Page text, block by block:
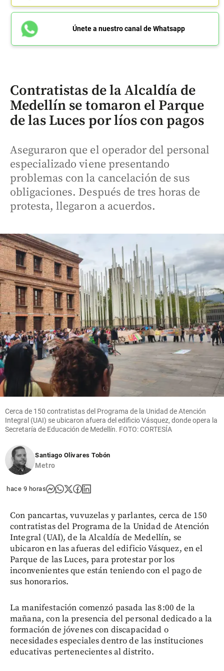
Únete a nuestro canal de Whatsapp
Contratistas de la Alcaldía de
Medellín se tomaron el Parque
de las Luces por líos con pagos
Aseguraron que el operador del personal
especializado viene presentando
problemas con la cancelación de sus
obligaciones. Después de tres horas de
protesta, llegaron a acuerdos.
Cerca de 150 contratistas del Programa de la Unidad de Atención
Integral (UAI) se ubicaron afuera del edificio Vásquez, donde opera la
Secretaría de Educación de Medellín. FOTO: CORTESÍA
Santiago Olivares Tobón
Metro
hace 9 horas
Con pancartas, vuvuzelas y parlantes, cerca de 150
contratistas del Programa de la Unidad de Atención
Integral (UAI), de la Alcaldía de Medellín, se
ubicaron en las afueras del edificio Vásquez, en el
Parque de las Luces, para protestar por los
inconvenientes que están teniendo con el pago de
sus honorarios.
La manifestación comenzó pasada las 8:00 de la
mañana, con la presencia del personal dedicado a la
formación de jóvenes con discapacidad o
necesidades especiales dentro de las instituciones
educativas pertenecientes al distrito.